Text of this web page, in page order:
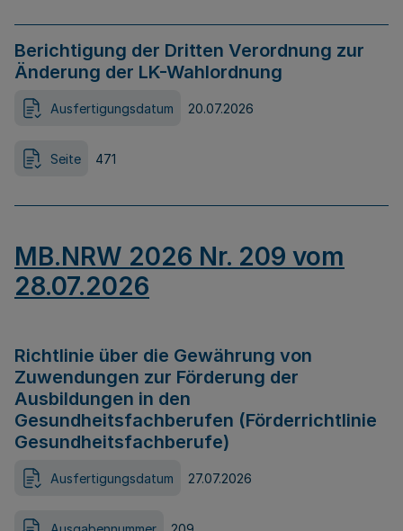
Berichtigung der Dritten Verordnung zur
Änderung der LK-Wahlordnung
Ausfertigungsdatum 20.07.2026
Seite 471
MB.NRW 2026 Nr. 209 vom
28.07.2026
Richtlinie über die Gewährung von
Zuwendungen zur Förderung der
Ausbildungen in den
Gesundheitsfachberufen (Förderrichtlinie
Gesundheitsfachberufe)
Ausfertigungsdatum 27.07.2026